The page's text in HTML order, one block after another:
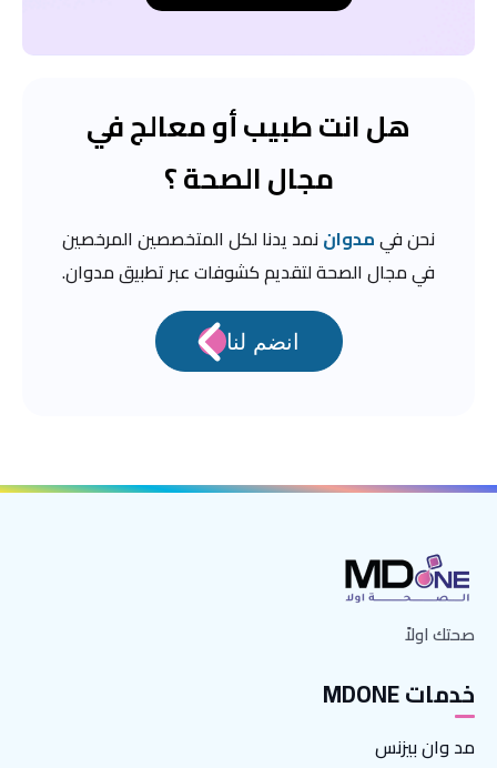
هل انت طبيب أو معالج في
مجال الصحة ؟
نحن فيمدوان نمد يدنا لكل المتخصصين المرخصين
في مجال الصحة لتقديم كشوفات عبر تطبيق مدوان.
انضم لنا
صحتك اولاً
خدمات MDONE
مد وان بيزنس